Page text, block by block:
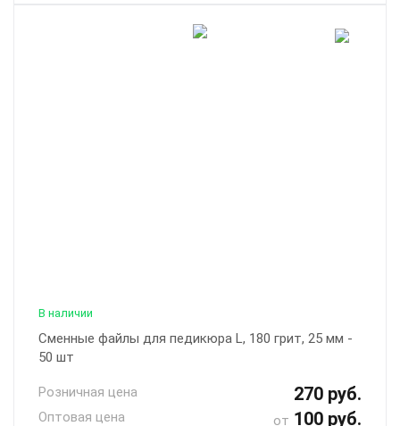
В наличии
Сменные файлы для педикюра L, 180 грит, 25 мм -
50 шт
Розничная цена 270 руб.
Оптовая цена от 100 руб.